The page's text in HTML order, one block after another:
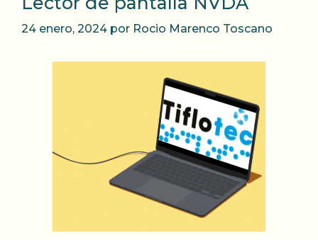
24 enero, 2024 por Rocio Marenco Toscano